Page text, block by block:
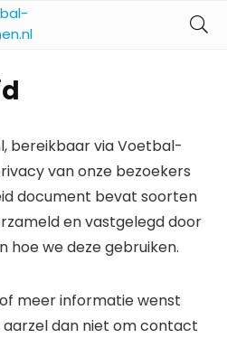
bereikbaar via Voetbal-
van onze bezoekers
document bevat soorten
en vastgelegd door
hoe we deze gebruiken.
meer informatie wenst
dan niet om contact